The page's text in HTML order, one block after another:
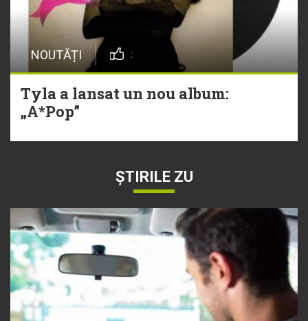
NOUTĂȚI
Tyla a lansat un nou album:
„A*Pop”
ȘTIRILE ZU